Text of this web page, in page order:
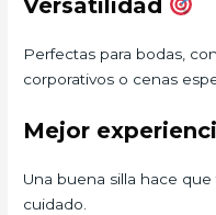
Versatilidad
Perfectas para bodas,
corporativos o cenas
Mejor
Una buena silla hace
cuidado.